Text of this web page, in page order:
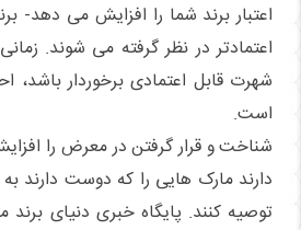
اعتبار برند شما را افزایش می دهد-
اعتمادتر در نظر گرفته می شوند.
شهرت قابل اعتمادی برخوردار باشد،
است.
شناخت و قرار گرفتن در معرض را
دارند مارک هایی را که دوست دارند
توصیه کنند. پایگاه خبری دنیای برند